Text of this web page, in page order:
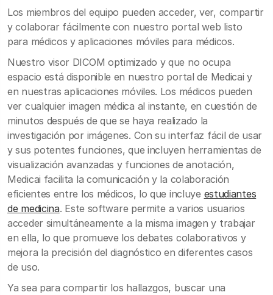
Los miembros del equipo pueden acceder, ver, compartir
y colaborar fácilmente con nuestro portal web listo
para médicos y aplicaciones móviles para médicos.
Nuestro visor DICOM optimizado y que no ocupa
espacio está disponible en nuestro portal de Medicai y
en nuestras aplicaciones móviles. Los médicos pueden
ver cualquier imagen médica al instante, en cuestión de
minutos después de que se haya realizado la
investigación por imágenes. Con su interfaz fácil de usar
y sus potentes funciones, que incluyen herramientas de
visualización avanzadas y funciones de anotación,
Medicai facilita la comunicación y la colaboración
eficientes entre los médicos, lo que incluye estudiantes
de medicina. Este software permite a varios usuarios
acceder simultáneamente a la misma imagen y trabajar
en ella, lo que promueve los debates colaborativos y
mejora la precisión del diagnóstico en diferentes casos
de uso.
Ya sea para compartir los hallazgos, buscar una